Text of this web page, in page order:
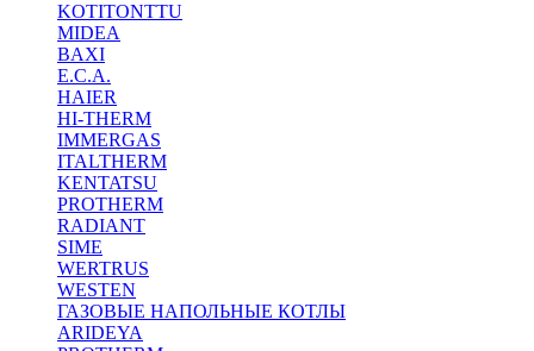
KOTITONTTU
MIDEA
BAXI
E.C.A.
HAIER
HI-THERM
IMMERGAS
ITALTHERM
KENTATSU
PROTHERM
RADIANT
SIME
WERTRUS
WESTEN
ГАЗОВЫЕ НАПОЛЬНЫЕ КОТЛЫ
ARIDEYA